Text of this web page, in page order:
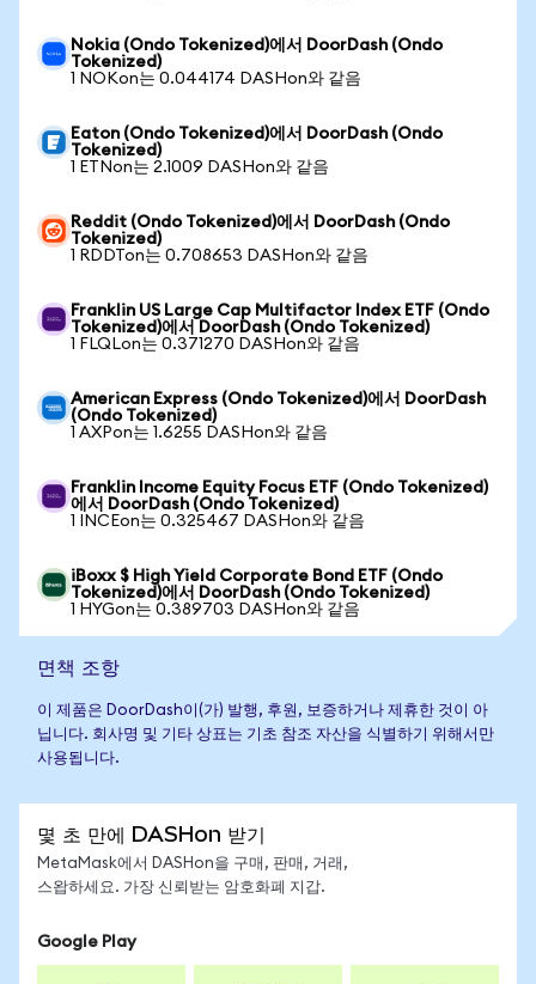
Nokia (Ondo Tokenized)에서 DoorDash (Ondo
Tokenized)
1 NOKon는 0.044174 DASHon와 같음
Eaton (Ondo Tokenized)에서 DoorDash (Ondo
Tokenized)
1 ETNon는 2.1009 DASHon와 같음
Reddit (Ondo Tokenized)에서 DoorDash (Ondo
Tokenized)
1 RDDTon는 0.708653 DASHon와 같음
Franklin US Large Cap Multifactor Index ETF (Ondo
Tokenized)에서 DoorDash (Ondo Tokenized)
1 FLQLon는 0.371270 DASHon와 같음
American Express (Ondo Tokenized)에서 DoorDash
(Ondo Tokenized)
1 AXPon는 1.6255 DASHon와 같음
Franklin Income Equity Focus ETF (Ondo Tokenized)
에서 DoorDash (Ondo Tokenized)
1 INCEon는 0.325467 DASHon와 같음
iBoxx $ High Yield Corporate Bond ETF (Ondo
Tokenized)에서 DoorDash (Ondo Tokenized)
1 HYGon는 0.389703 DASHon와 같음
면책 조항
이 제품은 DoorDash이(가) 발행, 후원, 보증하거나 제휴한 것이 아
닙니다. 회사명 및 기타 상표는 기초 참조 자산을 식별하기 위해서만
사용됩니다.
몇 초 만에 DASHon 받기
MetaMask에서 DASHon을 구매, 판매, 거래,
스왑하세요. 가장 신뢰받는 암호화폐 지갑.
Google Play